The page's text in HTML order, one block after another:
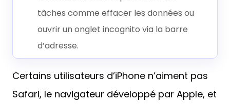
tâches comme effacer les données ou
ouvrir un onglet incognito via la barre
d’adresse.
Certains utilisateurs d’iPhone n’aiment pas
Safari, le navigateur développé par Apple, et